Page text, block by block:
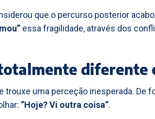
que o percurso posterior
essa fragilidade, através dos
diferente
trouxe uma perceção inesperada. De
“Hoje? Vi outra coisa”.